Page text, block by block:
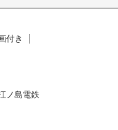
付き
ノ島電鉄